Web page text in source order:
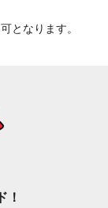
となります。
！